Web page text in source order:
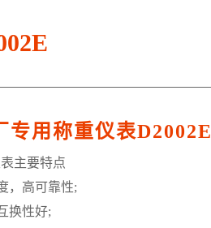
专用称重仪表D2002E
主要特点
高可靠性;
性好;